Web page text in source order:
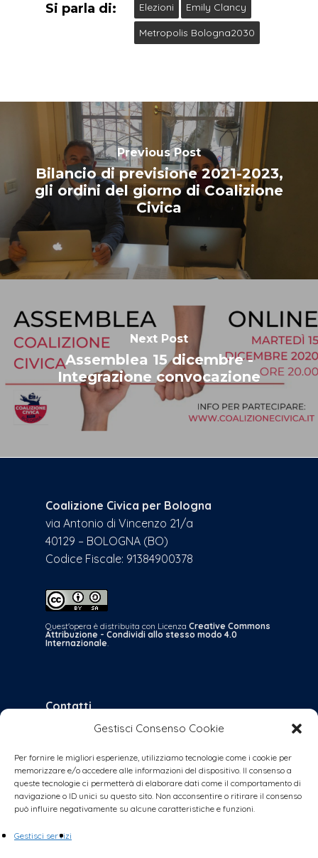
Gestisci Consenso Cookie
Per fornire le migliori esperienze, utilizziamo tecnologie come i cookie per
memorizzare e/o accedere alle informazioni del dispositivo. Il consenso a
queste tecnologie ci permetterà di elaborare dati come il comportamento di
navigazione o ID unici su questo sito. Non acconsentire o ritirare il consenso
può influire negativamente su alcune caratteristiche e funzioni.
Gestisci servizi
Si parla di: Elezioni
Emily Clancy
Metropolis Bologna2030
Previous Post
Bilancio di previsione 2021-2023,
gli ordini del giorno di Coalizione
Civica
Next Post
Assemblea 15 dicembre -
Integrazione convocazione
Coalizione Civica per Bologna
via Antonio di Vincenzo 21/a
40129 – BOLOGNA (BO)
Codice Fiscale: 91384900378
Quest'opera è distribuita con Licenza Creative Commons
Attribuzione - Condividi allo stesso modo 4.0
Internazionale.
Contatti
bologna@coalizionecivica.it
per qualsiasi questione
collabora@coalizionecivica.it
se volete dare una mano concreta alla
coalizione (volantinaggi, banchetti, video,
foto, segreteria, ecc.)